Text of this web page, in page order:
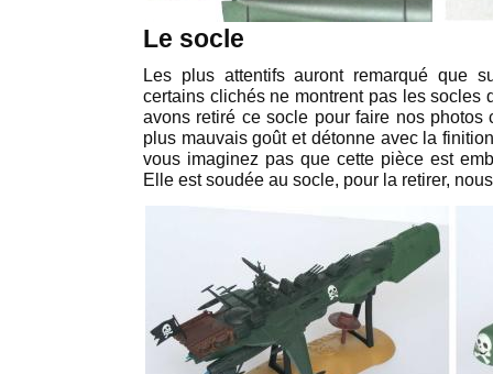
Le socle
Les plus attentifs auront remarqué que
certains clichés ne montrent pas les socles
avons retiré ce socle pour faire nos photos
plus mauvais goût et détonne avec la
vous imaginez pas que cette pièce est
Elle est soudée au socle, pour la retirer,